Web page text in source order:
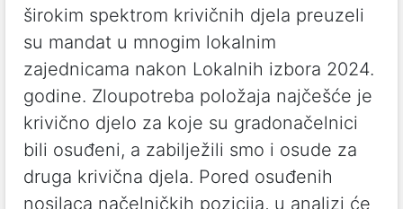
širokim spektrom krivičnih djela preuzeli
su mandat u mnogim lokalnim
zajednicama nakon Lokalnih izbora 2024.
godine. Zloupotreba položaja najčešće je
krivično djelo za koje su gradonačelnici
bili osuđeni, a zabilježili smo i osude za
druga krivična djela. Pored osuđenih
nosilaca načelničkih pozicija, u analizi će